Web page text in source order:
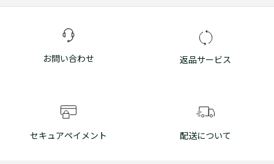
お問い合わせ 返品サービス
セキュアペイメント 配送について